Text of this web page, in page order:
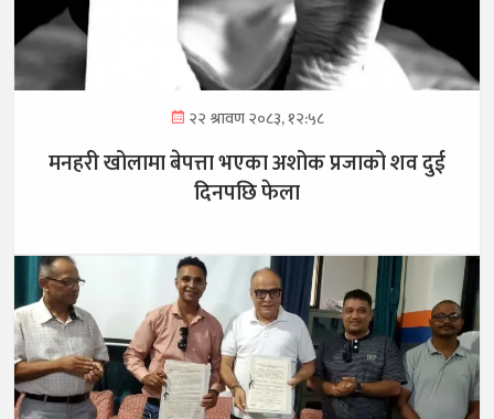
२२ श्रावण २०८३, १२:५८
मनहरी खोलामा बेपत्ता भएका अशोक प्रजाको शव दुई
दिनपछि फेला